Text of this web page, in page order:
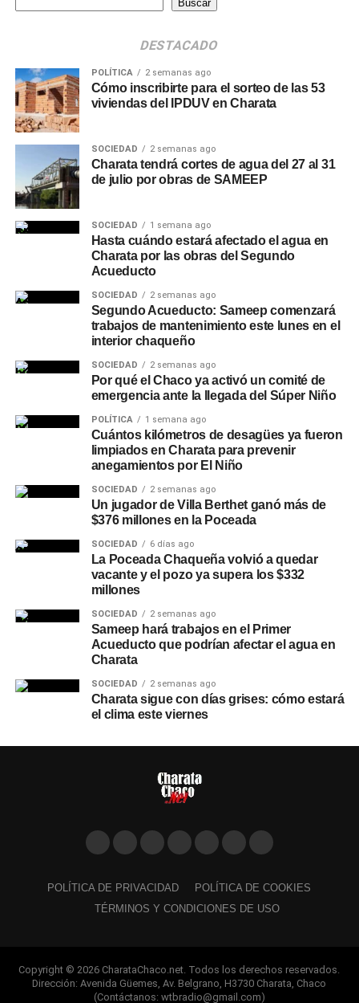
Buscar
DESTACADO
POLÍTICA 2 semanas ago
Cómo inscribirte para el sorteo de las 53
viviendas del IPDUV en Charata
SOCIEDAD 2 semanas ago
Charata tendrá cortes de agua del 27 al 31
de julio por obras de SAMEEP
SOCIEDAD 1 semana ago
Hasta cuándo estará afectado el agua en
Charata por las obras del Segundo
Acueducto
SOCIEDAD 2 semanas ago
Segundo Acueducto: Sameep comenzará
trabajos de mantenimiento este lunes en el
interior chaqueño
SOCIEDAD 2 semanas ago
Por qué el Chaco ya activó un comité de
emergencia ante la llegada del Súper Niño
POLÍTICA 1 semana ago
Cuántos kilómetros de desagües ya fueron
limpiados en Charata para prevenir
anegamientos por El Niño
SOCIEDAD 2 semanas ago
Un jugador de Villa Berthet ganó más de
$376 millones en la Poceada
SOCIEDAD 6 días ago
La Poceada Chaqueña volvió a quedar
vacante y el pozo ya supera los $332
millones
SOCIEDAD 2 semanas ago
Sameep hará trabajos en el Primer
Acueducto que podrían afectar el agua en
Charata
SOCIEDAD 2 semanas ago
Charata sigue con días grises: cómo estará
el clima este viernes
POLÍTICA DE PRIVACIDAD
POLÍTICA DE COOKIES
TÉRMINOS Y CONDICIONES DE USO
Copyright © 2026 CharataChaco.net. Todos los derechos reservados.
Dirección: Avenida Güemes, Av. Belgrano, H3730 Charata, Chaco
(Contáctanos: wtbradio@gmail.com)